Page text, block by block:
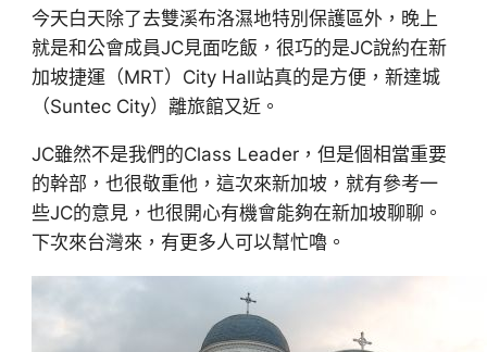
今天白天除了去雙溪布洛濕地特別保護區外，晚上
就是和公會成員JC見面吃飯，很巧的是JC說約在新
加坡捷運（MRT）City Hall站真的是方便，新達城
（Suntec City）離旅館又近。
JC雖然不是我們的Class Leader，但是個相當重要
的幹部，也很敬重他，這次來新加坡，就有參考一
些JC的意見，也很開心有機會能夠在新加坡聊聊。
下次來台灣來，有更多人可以幫忙嚕。